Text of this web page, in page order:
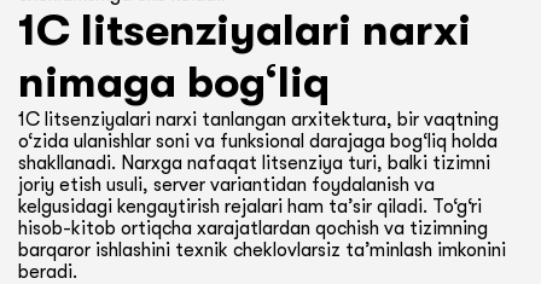
1C litsenziyalari narxi
nimaga bog‘liq
1C litsenziyalari narxi tanlangan arxitektura, bir vaqtning
o‘zida ulanishlar soni va funksional darajaga bog‘liq holda
shakllanadi. Narxga nafaqat litsenziya turi, balki tizimni
joriy etish usuli, server variantidan foydalanish va
kelgusidagi kengaytirish rejalari ham ta’sir qiladi. To‘g‘ri
hisob-kitob ortiqcha xarajatlardan qochish va tizimning
barqaror ishlashini texnik cheklovlarsiz ta’minlash imkonini
beradi.